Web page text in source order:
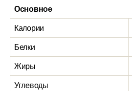
Основное
Калории
Белки
Жиры
Углеводы